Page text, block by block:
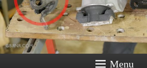
Menu